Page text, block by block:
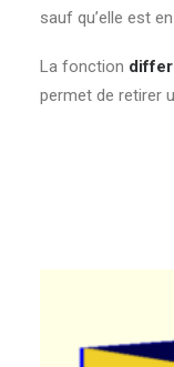
sauf qu’elle est en
La fonction
permet de retirer